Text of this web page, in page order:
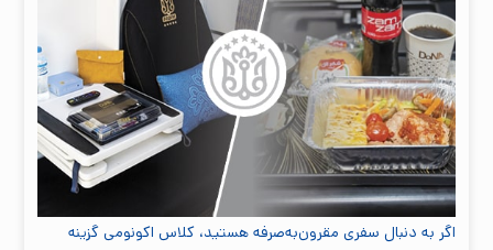
اگر به دنبال سفری مقرون‌به‌صرفه هستید، کلاس اکونومی گزینه